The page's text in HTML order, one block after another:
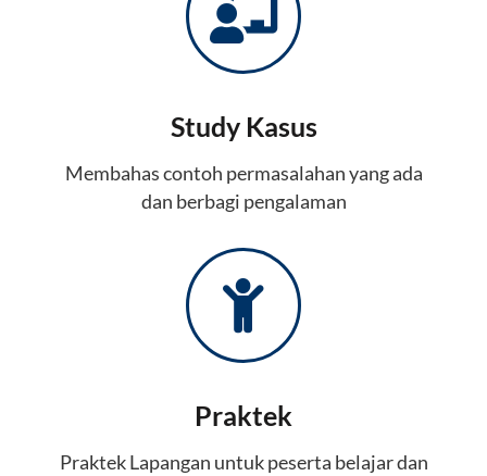
Study Kasus
Membahas contoh permasalahan yang ada
dan berbagi pengalaman
Praktek
Praktek Lapangan untuk peserta belajar dan